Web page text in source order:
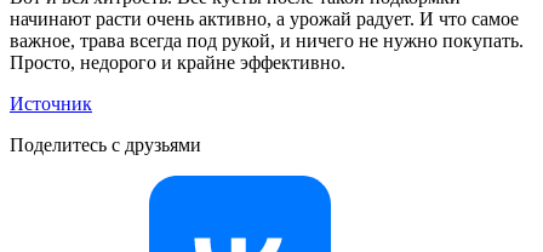
начинают расти очень активно, а урожай радует. И что самое
важное, трава всегда под рукой, и ничего не нужно покупать.
Просто, недорого и крайне эффективно.
Источник
Поделитесь с друзьями